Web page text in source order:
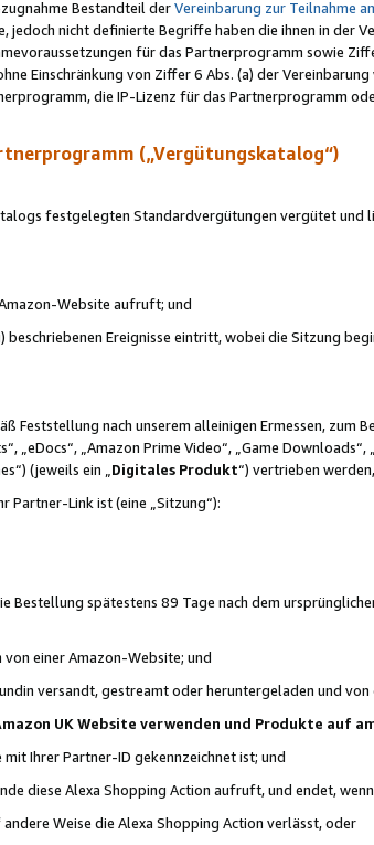
Bestandteil derVereinbarung zur Teilnahme
nicht definierte Begriffe haben die ihnen in der
für das Partnerprogramm sowie
Einschränkung von Ziffer 6 Abs. (a) der
die IP-Lizenz für das Partnerprogramm
(„Vergütungskatalog“)
festgelegten Standardvergütungen vergütet und
Website aufruft; und
Ereignisse eintritt, wobei die Sitzung
nach unserem alleinigen Ermessen, zum
„Amazon Prime Video“, „Game Downloads“,
(jeweils ein „ Digitales Produkt“) vertrieben
Partner-Link ist (eine „Sitzung“):
spätestens 89 Tage nach dem
einer Amazon-Website; und
versandt, gestreamt oder heruntergeladen und
UK Website verwenden und Produkte auf
Ihrer Partner-ID gekennzeichnet ist; und
diese Alexa Shopping Action aufruft, und endet,
Weise die Alexa Shopping Action verlässt, oder